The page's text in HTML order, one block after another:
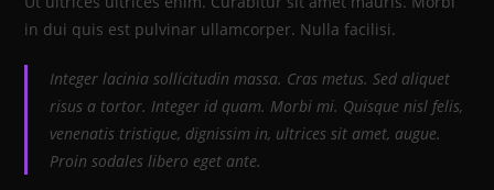
in dui quis est pulvinar ullamcorper. Nulla facilisi.
Integer lacinia sollicitudin massa. Cras metus. Sed aliquet
risus a tortor. Integer id quam. Morbi mi. Quisque nisl felis,
venenatis tristique, dignissim in, ultrices sit amet, augue.
Proin sodales libero eget ante.